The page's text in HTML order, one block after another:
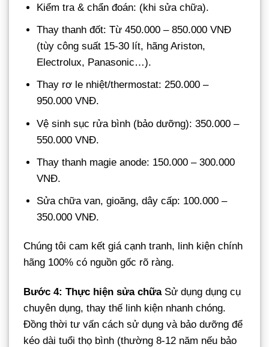
Kiểm tra & chẩn đoán: (khi sửa chữa).
Thay thanh đốt: Từ 450.000 – 850.000 VNĐ
(tùy công suất 15-30 lít, hãng Ariston,
Electrolux, Panasonic…).
Thay rơ le nhiệt/thermostat: 250.000 –
950.000 VNĐ.
Vệ sinh sục rửa bình (bảo dưỡng): 350.000 –
550.000 VNĐ.
Thay thanh magie anode: 150.000 – 300.000
VNĐ.
Sửa chữa van, gioăng, dây cấp: 100.000 –
350.000 VNĐ.
Chúng tôi cam kết giá cạnh tranh, linh kiện chính
hãng 100% có nguồn gốc rõ ràng.
Bước 4: Thực hiện sửa chữaSử dụng dụng cụ
chuyên dụng, thay thế linh kiện nhanh chóng.
Đồng thời tư vấn cách sử dụng và bảo dưỡng để
kéo dài tuổi thọ bình (thường 8-12 năm nếu bảo